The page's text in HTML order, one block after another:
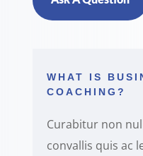
WHAT IS
COACHING?
Curabitur non
convallis quis ac